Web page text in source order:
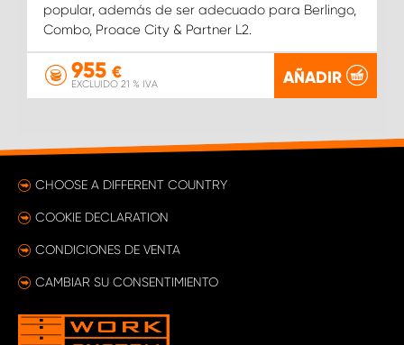
popular, además de ser adecuado para Berlingo,
Combo, Proace City & Partner L2.
955 €
EXCLUIDO 21 % IVA AÑADIR
CHOOSE A DIFFERENT COUNTRY
COOKIE DECLARATION
CONDICIONES DE VENTA
CAMBIAR SU CONSENTIMIENTO